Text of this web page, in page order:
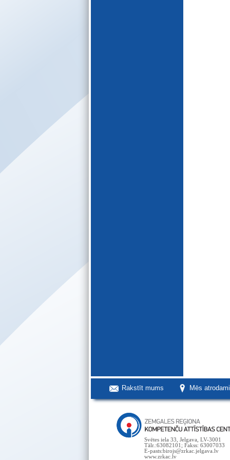
Rakstīt mums Mēs
Svētes iela 33, Jelgava, LV-3001
Tālr.:63082101; Fakss: 63007033
E-pasts:birojs@zrkac.jelgava.lv
www.zrkac.lv